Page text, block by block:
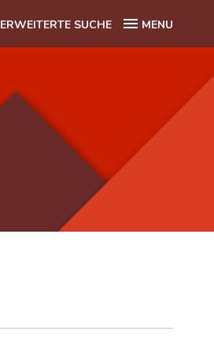
ERWEITERTE SUCHE MENU